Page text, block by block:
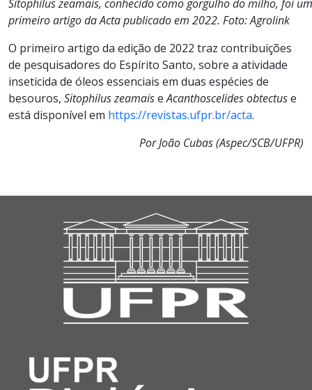
Sitophilus zeamais, conhecido como gorgulho do milho, foi
primeiro artigo da Acta publicado em 2022. Foto: Agrolink
O primeiro artigo da edição de 2022 traz contribuições
de pesquisadores do Espírito Santo, sobre a atividade
inseticida de óleos essenciais em duas espécies de
besouros, Sitophilus zeamaiseAcanthoscelides obtectuse
está disponível em https://revistas.ufpr.br/acta.
Por João Cubas (Aspec/SCB/UFPR)